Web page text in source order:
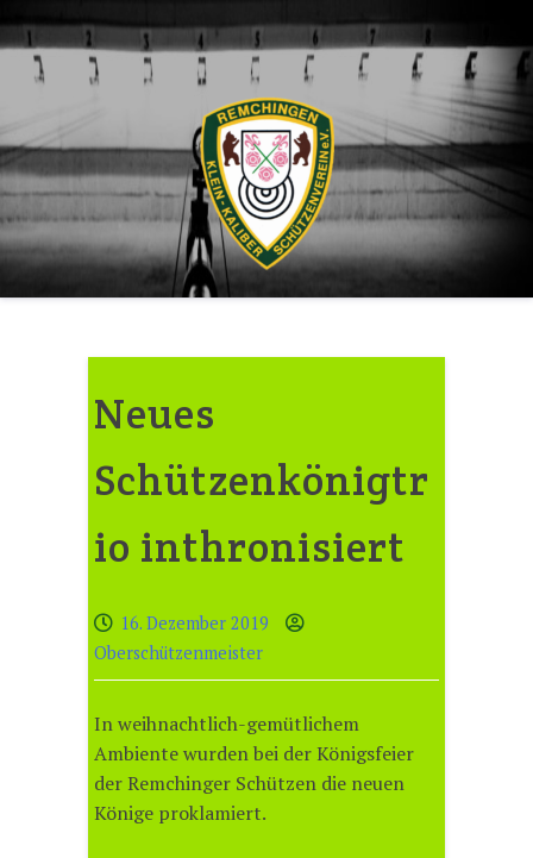
to
content
Neues
Schützenkönigtr
io inthronisiert
16. Dezember 2019
Oberschützenmeister
In weihnachtlich-gemütlichem
Ambiente wurden bei der Königsfeier
der Remchinger Schützen die neuen
Könige proklamiert.